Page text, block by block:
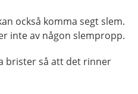
också komma segt slem.
inte av någon slempropp.
brister så att det rinner